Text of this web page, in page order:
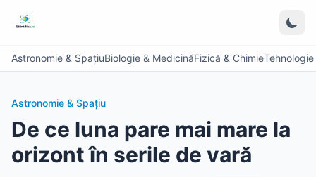
Astronomie & SpațiuBiologie & MedicinăFizică & Chimie
Astronomie & Spațiu
De ce luna pare mai mare la
orizont în serile de vară